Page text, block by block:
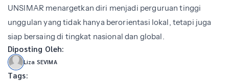
UNSIMAR menargetkan diri menjadi perguruan tinggi
unggulan yang tidak hanya berorientasi lokal, tetapi juga
siap bersaing di tingkat nasional dan global.
Diposting Oleh:
Liza SEVIMA
Tags: